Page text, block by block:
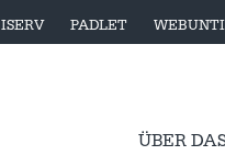
ISERV PADLET
ÜBER